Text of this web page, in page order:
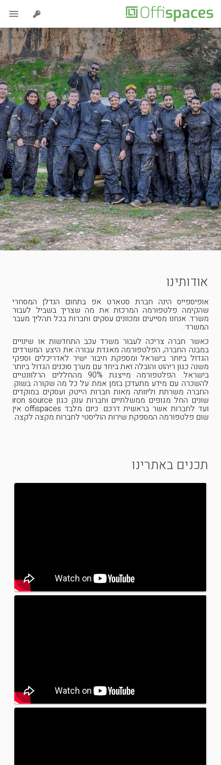
אודותינו
אופיספייס הינה חברת סטארט אפ בתחום הנדלן המסחרי
שהקימה פלטפורמה המרכזת את מה שצריך בשביל לעבור
משרד. אנחנו מסייעים ומכוונים עסקים וחברות בכל תהליך מעבר
המשרד .
כאשר חברה צריכה לעבור משרד עכב התחדשות או שינויים
במבנה החברה, הפלטפורמה מאגדת עבורה את היצע המשרדים
הגדול ביותר בישראל ומספקת חיבור ישיר לאדריכלים וספקי
משנה כגון ריהוט והובלה זאת ביחד עם מערך סוכנים הגדול ביותר
בישראל. הפלטפורמה מייצגת 90% מהחללים הרלוונטיים
להשכרה עם מידע מתעדכן בזמן אמת על כל מה שקורה בשוק.
החברה משרתת וליוותה מאות חברות הייטק ועסקים במוקדים
שונים החל מגופים ממשלתיים וחברות ענק כגון iron source
ועד לחברות אשר בראשית דרכם. כיום מלבד offispaces אין
שום פלטפורמה המספקת שירות הוליסטי לחברות מקצה לקצה.
תכנים באתרינו